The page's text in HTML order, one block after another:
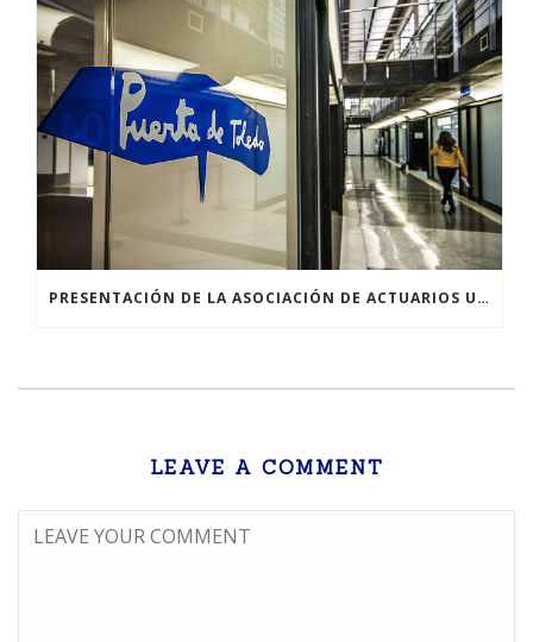
PRESENTACIÓN DE LA ASOCIACIÓN DE ACTUARIOS UC3M
LEAVE A COMMENT